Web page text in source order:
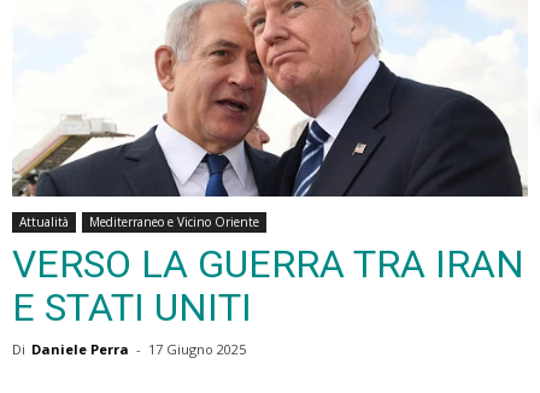
Attualità Mediterraneo e Vicino Oriente
VERSO LA GUERRA TRA IRAN
E STATI UNITI
Di Daniele Perra - 17 Giugno 2025